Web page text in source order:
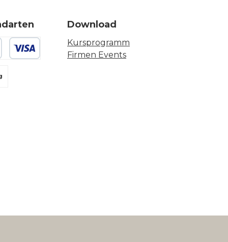
Download
Kursprogramm
Firmen Events